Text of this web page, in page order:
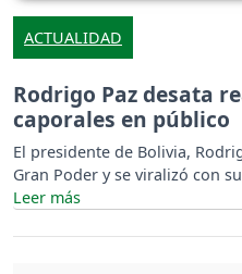
ACTUALIDAD
Rodrigo Paz desata
caporales en público
El presidente de Bolivia,
Gran Poder y se viralizó con